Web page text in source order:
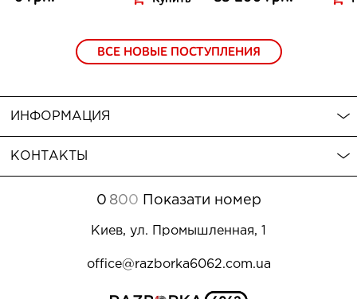
ВСЕ НОВЫЕ ПОСТУПЛЕНИЯ
ИНФОРМАЦИЯ
КОНТАКТЫ
0 800 Показати номер
Киев, ул. Промышленная, 1
office@razborka6062.com.ua